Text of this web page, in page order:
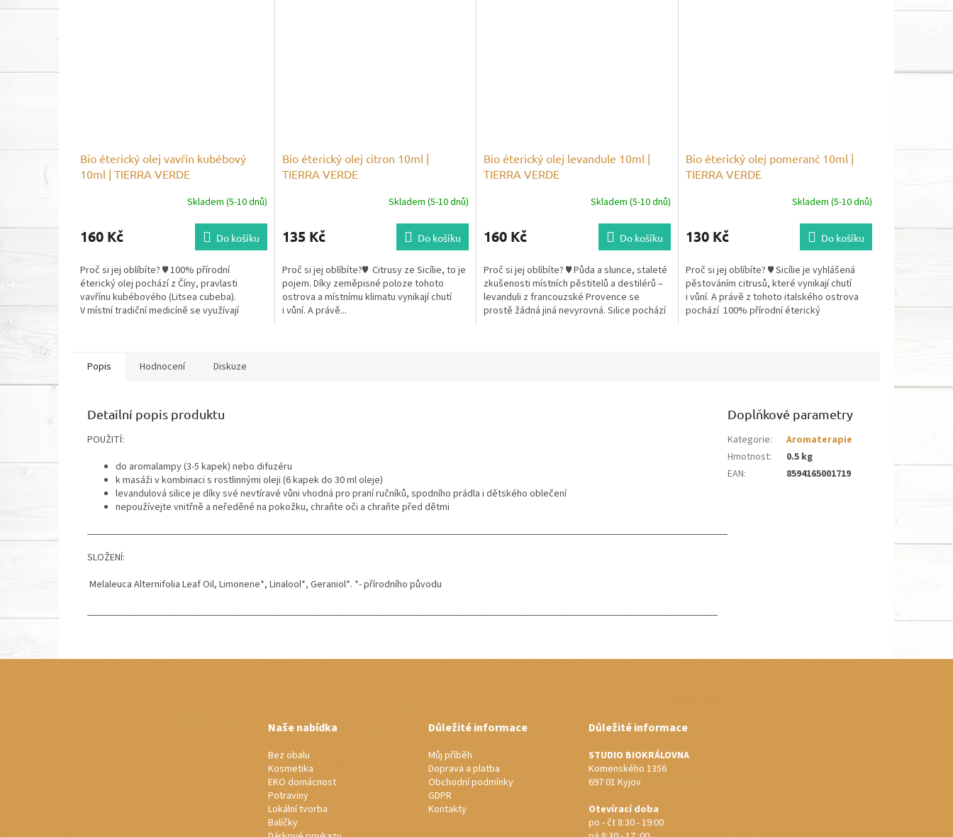
Bio éterický olej vavřín kubébový
10ml | TIERRA VERDE
Skladem (5-10 dnů)
160 Kč Do košíku
Proč si jej oblíbíte? ♥ 100% přírodní
éterický olej pochází z Číny, pravlasti
vavřínu kubébového (Litsea cubeba).
V místní tradiční medicíně se využívají
Bio éterický olej citron 10ml |
TIERRA VERDE
Skladem (5-10 dnů)
135 Kč Do košíku
Proč si jej oblíbíte?♥ Citrusy ze Sicílie, to je
pojem. Díky zeměpisné poloze tohoto
ostrova a místnímu klimatu vynikají chutí
i vůní. A právě...
Bio éterický olej levandule 10ml |
TIERRA VERDE
Skladem (5-10 dnů)
160 Kč Do košíku
Proč si jej oblíbíte? ♥ Půda a slunce, staleté
zkušenosti místních pěstitelů a destilérů –
levanduli z francouzské Provence se
prostě žádná jiná nevyrovná. Silice pochází
Bio éterický olej pomeranč 10ml |
TIERRA VERDE
Skladem (5-10 dnů)
130 Kč Do košíku
Proč si jej oblíbíte? ♥ Sicílie je vyhlášená
pěstováním citrusů, které vynikají chutí
i vůní. A právě z tohoto italského ostrova
pochází 100% přírodní éterický
Popis Hodnocení Diskuze
Detailní popis produktu
POUŽITÍ:
do aromalampy (3-5 kapek) nebo difuzéru
k masáži v kombinaci s rostlinnými oleji (6 kapek do 30 ml oleje)
levandulová silice je díky své nevtíravé vůni vhodná pro praní ručníků, spodního prádla i dětského oblečení
nepoužívejte vnitřně a neředěné na pokožku, chraňte oči a chraňte před dětmi
SLOŽENÍ:
Melaleuca Alternifolia Leaf Oil, Limonene*, Linalool*, Geraniol*. *- přírodního původu
Doplňkové parametry
Kategorie:
Aromaterapie
Hmotnost:
0.5 kg
EAN: 8594165001719
Naše nabídka
Bez obalu
Kosmetika
EKO domácnost
Potraviny
Lokální tvorba
Balíčky
Důležité informace
Můj příběh
Doprava a platba
Obchodní podmínky
GDPR
Kontakty
Důležité informace
STUDIO BIOKRÁLOVNA
Komenského 1356
697 01 Kyjov
Otevírací doba
po - čt 8:30 - 19:00